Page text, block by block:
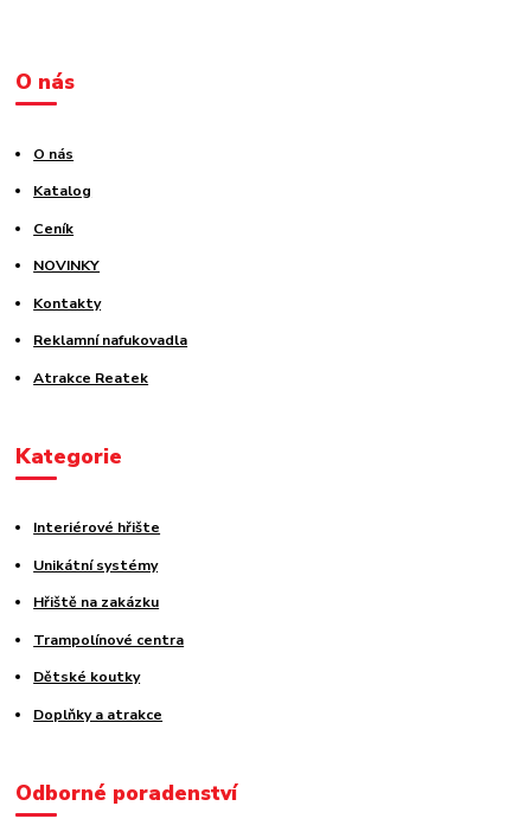
O nás
O nás
Katalog
Ceník
NOVINKY
Kontakty
Reklamní nafukovadla
Atrakce Reatek
Kategorie
Interiérové hřište
Unikátní systémy
Hřiště na zakázku
Trampolínové centra
Dětské koutky
Doplňky a atrakce
Odborné poradenství